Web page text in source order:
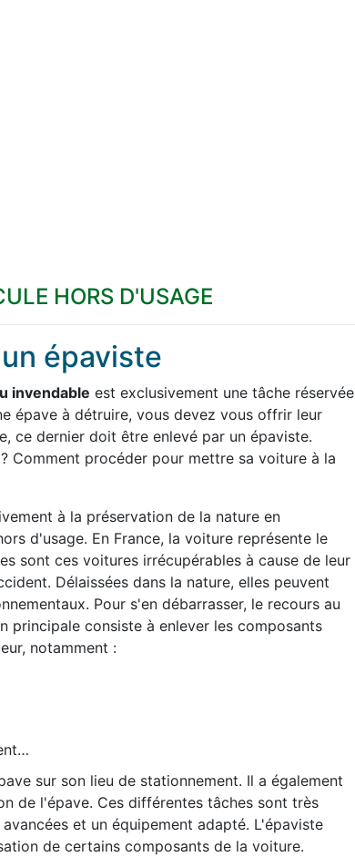
HORS D'USAGE
épaviste
invendable est exclusivement une tâche réservée
épave à détruire, vous devez vous offrir leur
ce dernier doit être enlevé par un épaviste.
Comment procéder pour mettre sa voiture à la
à la préservation de la nature en
d'usage. En France, la voiture représente le
sont ces voitures irrécupérables à cause de leur
Délaissées dans la nature, elles peuvent
Pour s'en débarrasser, le recours au
principale consiste à enlever les composants
notamment :
sur son lieu de stationnement. Il a également
de l'épave. Ces différentes tâches sont très
et un équipement adapté. L'épaviste
de certains composants de la voiture.